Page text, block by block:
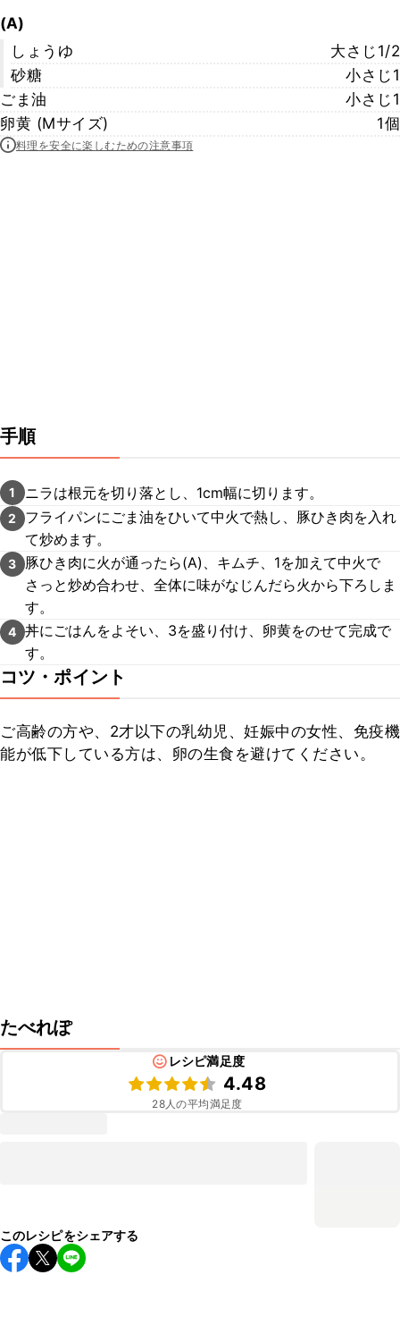
(A)
しょうゆ
大さじ1/2
砂糖
小さじ1
ごま油
小さじ1
卵黄 (Mサイズ)
1個
料理を安全に楽しむための注意事項
手順
1 ニラは根元を切り落とし、1cm幅に切ります。
2
フライパンにごま油をひいて中火で熱し、豚ひき肉を入れ
て炒めます。
3
豚ひき肉に火が通ったら(A)、キムチ、1を加えて中火で
さっと炒め合わせ、全体に味がなじんだら火から下ろしま
す。
4 丼にごはんをよそい、3を盛り付け、卵黄をのせて完成で
す。
コツ・ポイント
ご高齢の方や、2才以下の乳幼児、妊娠中の女性、免疫機
能が低下している方は、卵の生食を避けてください。
たべれぽ
レシピ満足度
4.48
28人の平均満足度
このレシピをシェアする